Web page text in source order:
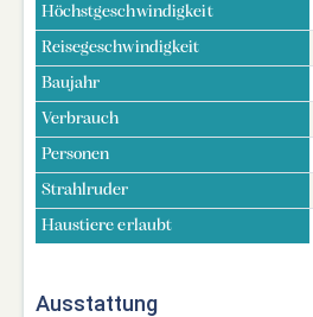
Höchstgeschwindigkeit
Reisegeschwindigkeit
Baujahr
Verbrauch
Personen
Strahlruder
Haustiere erlaubt
Ausstattung